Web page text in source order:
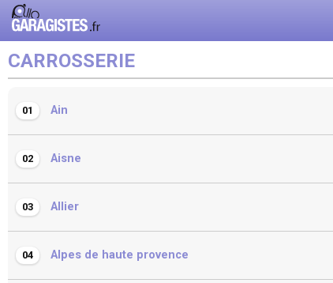
CARROSSERIE
01 Ain
02 Aisne
03 Allier
04 Alpes de haute provence